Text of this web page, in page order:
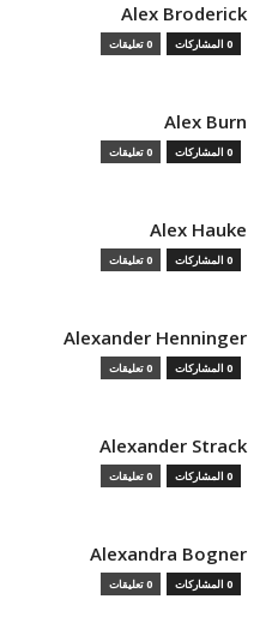
Alex Broderick
0 المشاركات 0 تعليقات
Alex Burn
0 المشاركات 0 تعليقات
Alex Hauke
0 المشاركات 0 تعليقات
Alexander Henninger
0 المشاركات 0 تعليقات
Alexander Strack
0 المشاركات 0 تعليقات
Alexandra Bogner
0 المشاركات 0 تعليقات